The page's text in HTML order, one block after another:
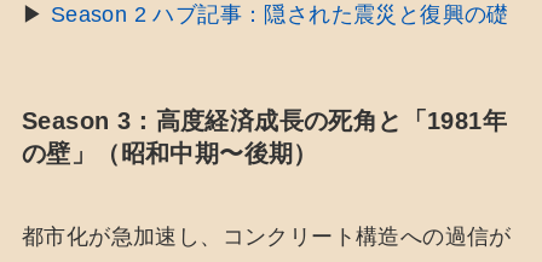
▶ Season 2 ハブ記事：隠された震災と復興の礎
Season 3：高度経済成長の死角と「1981年
の壁」（昭和中期〜後期）
都市化が急加速し、コンクリート構造への過信が